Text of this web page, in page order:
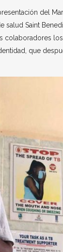
del
salud Saint
colaboradores
que